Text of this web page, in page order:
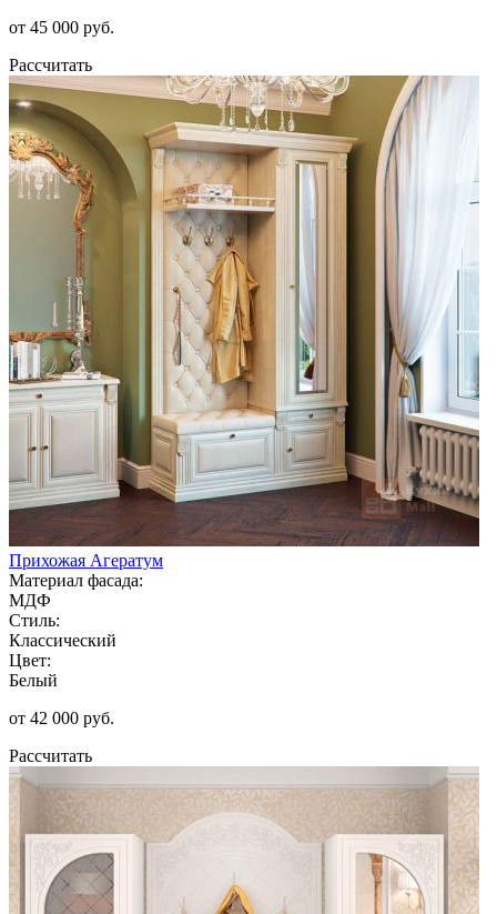
от 45 000 руб.
Рассчитать
Прихожая Агератум
Материал фасада:
МДФ
Стиль:
Классический
Цвет:
Белый
от 42 000 руб.
Рассчитать